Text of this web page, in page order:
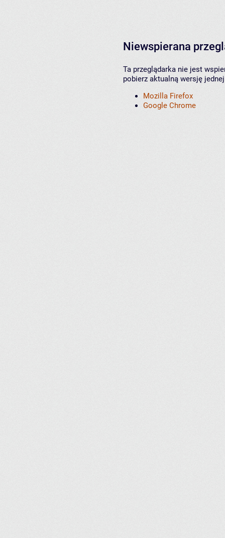
Niewspierana
Ta przeglądarka nie jest
pobierz aktualną wersję
Mozilla Firefox
Google Chrome